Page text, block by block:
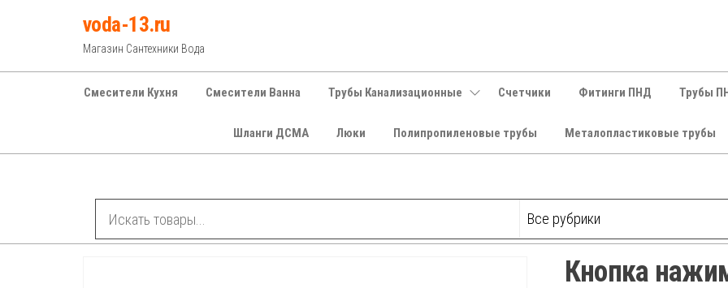
voda-13.ru
Магазин Сантехники Вода
Смесители Кухня Смесители Ванна Трубы Канализационные Счетчики Фитинги ПНД Трубы
Шланги ДСМА Люки Полипропиленовые трубы Металопластиковые трубы
Кнопка